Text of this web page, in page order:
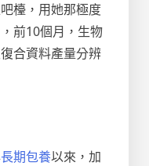
檯，用她那極度
前10個月，生物
合資料產量分辨
長期包養以來，加